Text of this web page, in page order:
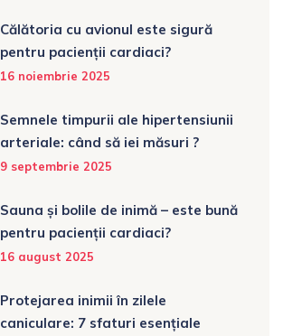
Călătoria cu avionul este sigură
pentru pacienții cardiaci?
16 noiembrie 2025
Semnele timpurii ale hipertensiunii
arteriale: când să iei măsuri ?
9 septembrie 2025
Sauna și bolile de inimă – este bună
pentru pacienții cardiaci?
16 august 2025
Protejarea inimii în zilele
caniculare: 7 sfaturi esențiale